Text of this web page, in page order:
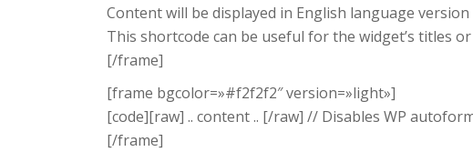
Content will be displayed in English language version
This shortcode can be useful for the widget’s titles
[/frame]
[frame bgcolor=»#f2f2f2″ version=»light»]
[code][raw] .. content .. [/raw] // Disables WP
[/frame]